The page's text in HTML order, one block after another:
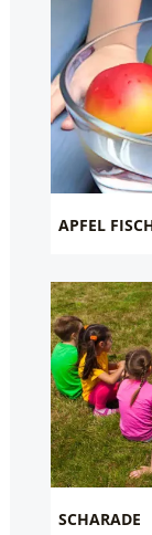
APFEL
SCHARADE